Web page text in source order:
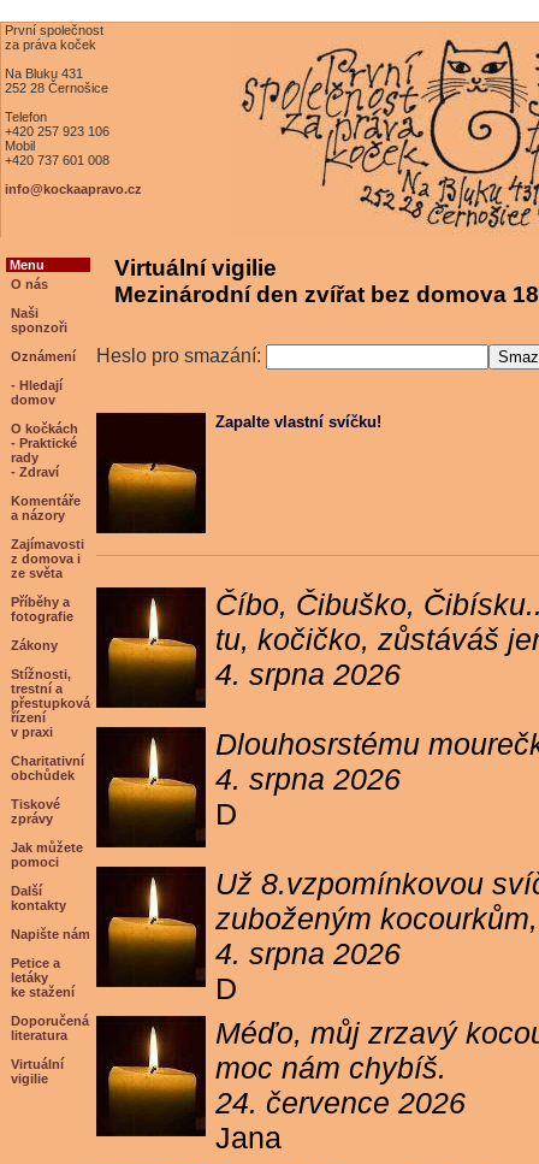
První společnost
za práva koček
Na Bluku 431
252 28 Černošice
Telefon
+420 257 923 106
Mobil
+420 737 601 008
info@kockaapravo.cz
Menu
O nás
Naši
sponzoři
Oznámení
- Hledají
domov
O kočkách
- Praktické
rady
- Zdraví
Komentáře
a názory
Zajímavosti
z domova i
ze světa
Příběhy a
fotografie
Zákony
Stížnosti,
trestní a
přestupková
řízení
v praxi
Charitativní
obchůdek
Tiskové
zprávy
Jak můžete
pomoci
Další
kontakty
Napište nám
Petice a
letáky
ke stažení
Doporučená
literatura
Virtuální
vigilie
Virtuální vigilie
Mezinárodní den zvířat bez domova
Heslo pro smazání:
Zapalte vlastní svíčku!
Číbo, Čibuško,
tu, kočičko, zůstáváš
4. srpna 2026
Dlouhosrstému
4. srpna 2026
D
Už 8.vzpomínkovou
zuboženým
4. srpna 2026
D
Méďo, můj zrzavý
moc nám chybíš.
24. července 2026
Jana